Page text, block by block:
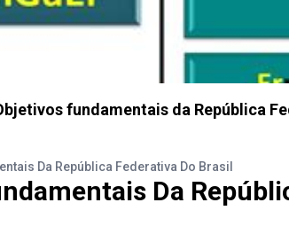
fundamentais da República
Da República Federativa Do Brasil
Da